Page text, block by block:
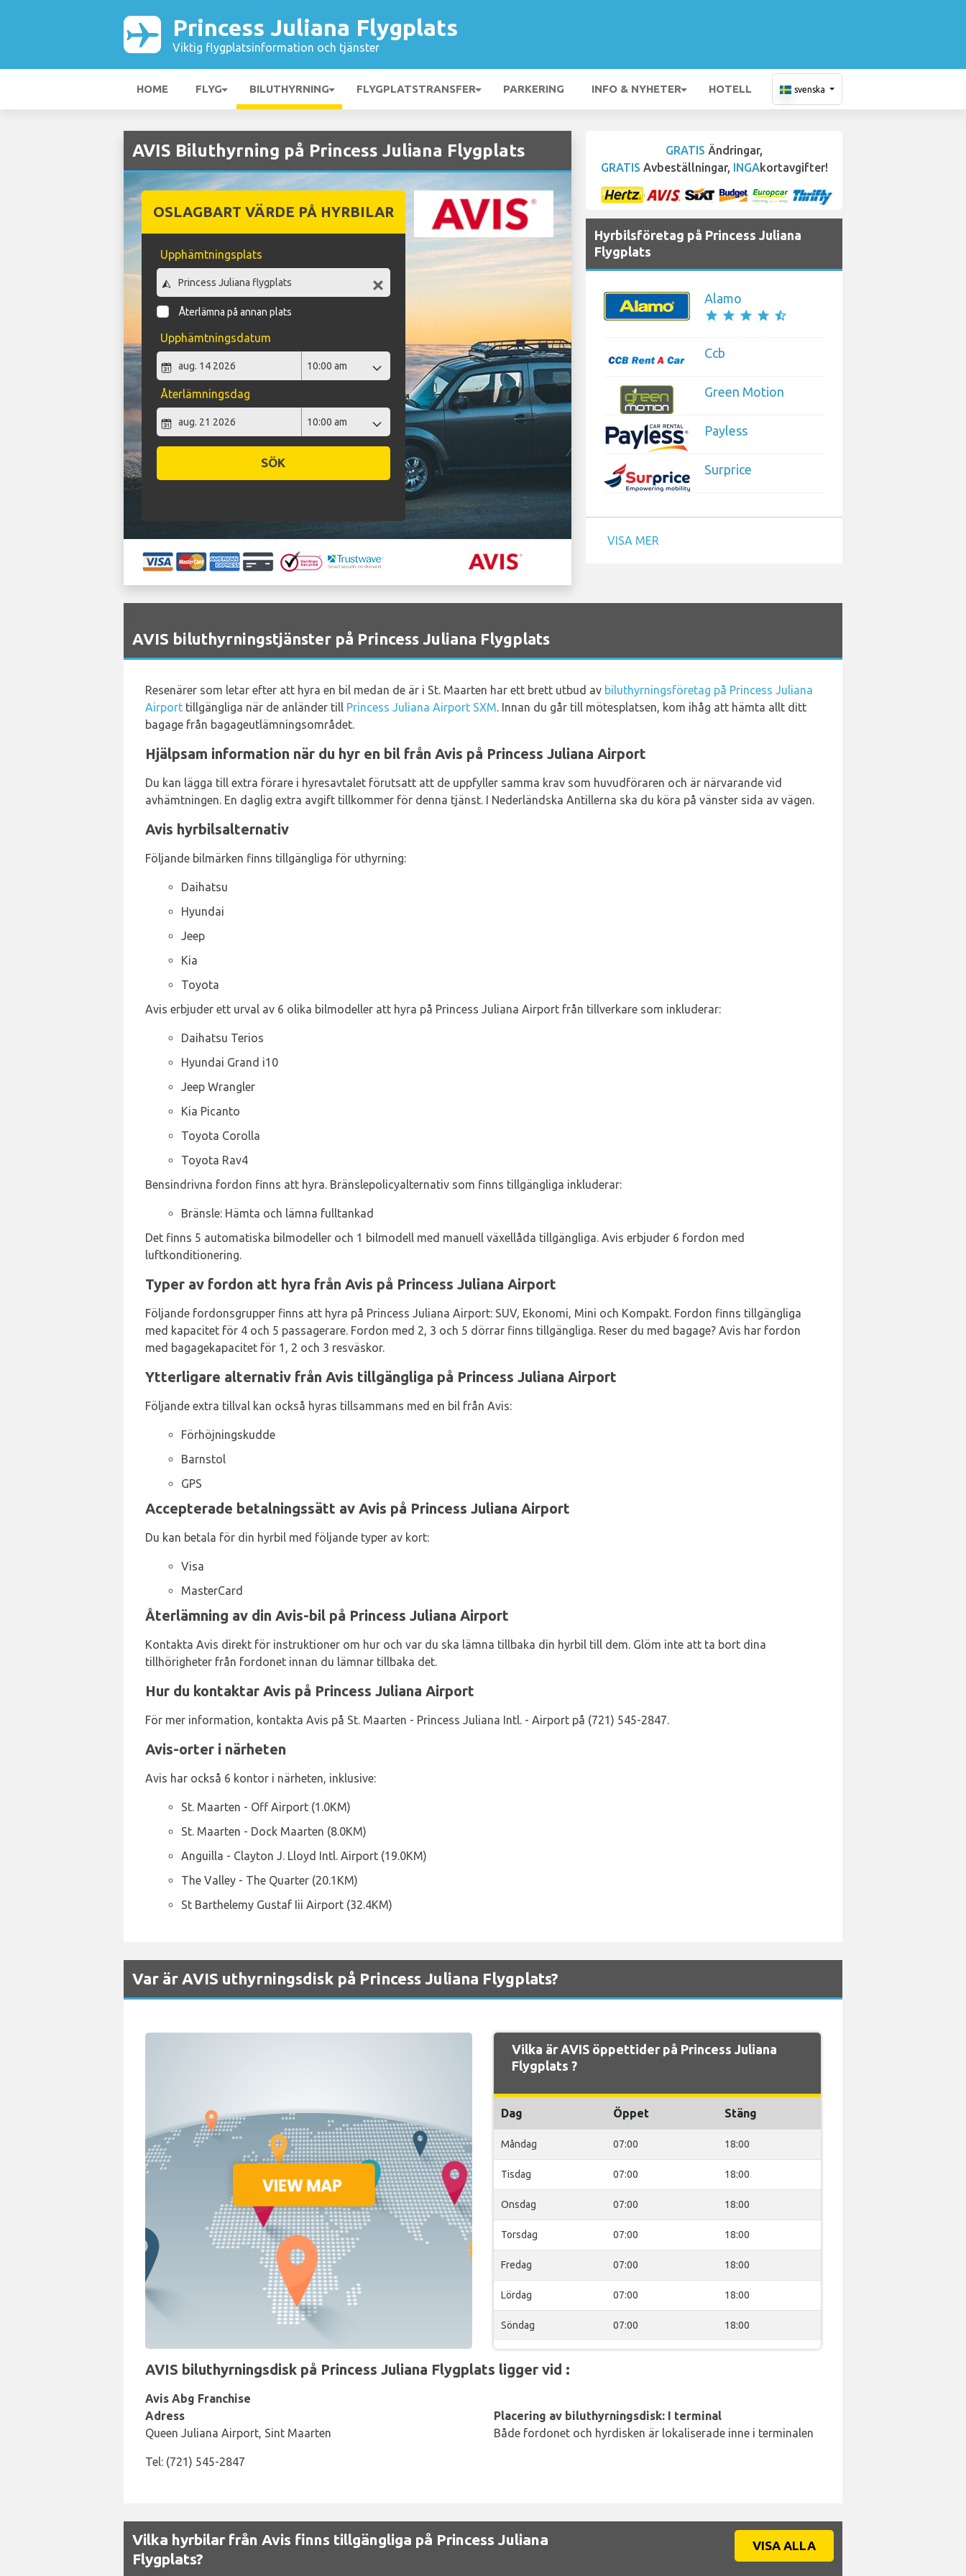
Princess Juliana Flygplats
Viktig flygplatsinformation och tjänster
HOME FLYG BILUTHYRNING FLYGPLATSTRANSFER PARKERING INFO & NYHETER HOTELL svenska
AVIS Biluthyrning på Princess Juliana Flygplats
OSLAGBART VÄRDE PÅ HYRBILAR
Upphämtningsplats
Återlämna på annan plats
Upphämtningsdatum
Återlämningsdag
SÖK
GRATIS Ändringar,
GRATIS Avbeställningar, INGAkortavgifter!
Hyrbilsföretag på Princess Juliana
Flygplats
Alamo
star star star star star_half
Ccb
Green Motion
Payless
Surprice
VISA MER
AVIS biluthyrningstjänster på Princess Juliana Flygplats
Resenärer som letar efter att hyra en bil medan de är i St. Maarten har ett brett utbud av biluthyrningsföretag på Princess Juliana
Airport tillgängliga när de anländer till Princess Juliana Airport SXM. Innan du går till mötesplatsen, kom ihåg att hämta allt ditt
bagage från bagageutlämningsområdet.
Hjälpsam information när du hyr en bil från Avis på Princess Juliana Airport
Du kan lägga till extra förare i hyresavtalet förutsatt att de uppfyller samma krav som huvudföraren och är närvarande vid
avhämtningen. En daglig extra avgift tillkommer för denna tjänst. I Nederländska Antillerna ska du köra på vänster sida av vägen.
Avis hyrbilsalternativ
Följande bilmärken finns tillgängliga för uthyrning:
Daihatsu
Hyundai
Jeep
Kia
Toyota
Avis erbjuder ett urval av 6 olika bilmodeller att hyra på Princess Juliana Airport från tillverkare som inkluderar:
Daihatsu Terios
Hyundai Grand i10
Jeep Wrangler
Kia Picanto
Toyota Corolla
Toyota Rav4
Bensindrivna fordon finns att hyra. Bränslepolicyalternativ som finns tillgängliga inkluderar:
Bränsle: Hämta och lämna fulltankad
Det finns 5 automatiska bilmodeller och 1 bilmodell med manuell växellåda tillgängliga. Avis erbjuder 6 fordon med
luftkonditionering.
Typer av fordon att hyra från Avis på Princess Juliana Airport
Följande fordonsgrupper finns att hyra på Princess Juliana Airport: SUV, Ekonomi, Mini och Kompakt. Fordon finns tillgängliga
med kapacitet för 4 och 5 passagerare. Fordon med 2, 3 och 5 dörrar finns tillgängliga. Reser du med bagage? Avis har fordon
med bagagekapacitet för 1, 2 och 3 resväskor.
Ytterligare alternativ från Avis tillgängliga på Princess Juliana Airport
Följande extra tillval kan också hyras tillsammans med en bil från Avis:
Förhöjningskudde
Barnstol
GPS
Accepterade betalningssätt av Avis på Princess Juliana Airport
Du kan betala för din hyrbil med följande typer av kort:
Visa
MasterCard
Återlämning av din Avis-bil på Princess Juliana Airport
Kontakta Avis direkt för instruktioner om hur och var du ska lämna tillbaka din hyrbil till dem. Glöm inte att ta bort dina
tillhörigheter från fordonet innan du lämnar tillbaka det.
Hur du kontaktar Avis på Princess Juliana Airport
För mer information, kontakta Avis på St. Maarten - Princess Juliana Intl. - Airport på (721) 545-2847.
Avis-orter i närheten
Avis har också 6 kontor i närheten, inklusive:
St. Maarten - Off Airport (1.0KM)
St. Maarten - Dock Maarten (8.0KM)
Anguilla - Clayton J. Lloyd Intl. Airport (19.0KM)
The Valley - The Quarter (20.1KM)
St Barthelemy Gustaf Iii Airport (32.4KM)
Var är AVIS uthyrningsdisk på Princess Juliana Flygplats?
Vilka är AVIS öppettider på Princess Juliana
Flygplats ?
Dag Öppet Stäng
Måndag 07:00 18:00
Tisdag 07:00 18:00
Onsdag 07:00 18:00
Torsdag 07:00 18:00
Fredag 07:00 18:00
Lördag 07:00 18:00
Söndag 07:00 18:00
AVIS biluthyrningsdisk på Princess Juliana Flygplats ligger vid :
Avis Abg Franchise
Adress
Queen Juliana Airport, Sint Maarten
Tel: (721) 545-2847
Placering av biluthyrningsdisk: I terminal
Både fordonet och hyrdisken är lokaliserade inne i terminalen
Vilka hyrbilar från Avis finns tillgängliga på Princess Juliana
Flygplats?
VISA ALLA